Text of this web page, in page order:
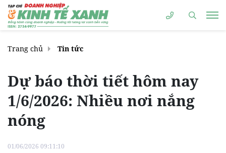
Trang chủ Tin tức
Dự báo thời tiết hôm nay
1/6/2026: Nhiều nơi nắng
nóng
01/06/2026 09:11:10